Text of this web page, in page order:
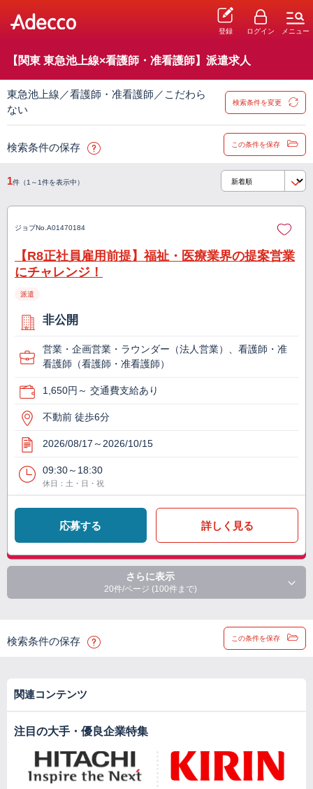
登録 ログイン メニュー
【関東 東急池上線×看護師・准看護師】派遣求人
東急池上線／看護師・准看護師／こだわら
ない
検索条件を変更
検索条件の保存 この条件を保存
1件（1～1件を表示中）
ジョブNo. A01470184
【R8正社員雇用前提】福祉・医療業界の提案営業
にチャレンジ！
派遣
非公開
営業・企画営業・ラウンダー（法人営業）、看護師・准
看護師（看護師・准看護師）
1,650円～ 交通費支給あり
不動前 徒歩6分
2026/08/17～2026/10/15
09:30～18:30
休日：土・日・祝
応募する 詳しく見る
さらに表示
20件/ページ (100件まで)
検索条件の保存 この条件を保存
関連コンテンツ
注目の大手・優良企業特集